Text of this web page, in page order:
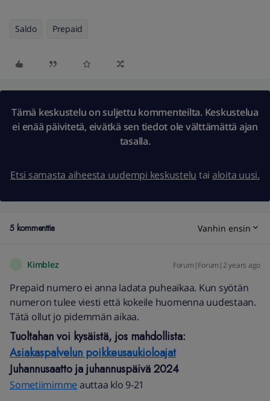
Saldo Prepaid
Tämä keskustelu on suljettu kommenteilta. Keskustelua
ei enää päivitetä, eivätkä sen tiedot ole välttämättä ajan
tasalla.
Etsi samasta aiheesta uudempi keskustelu tai aloita uusi.
5 kommenttia Vanhin ensin
Kimblez Forum|Forum|2 years ago
Prepaid numero ei anna ladata puheaikaa. Kun syötän
numeron tulee viesti että kokeile huomenna uudestaan.
Tätä ollut jo pidemmän aikaa.
Tuoltahan voi kysäistä, jos mahdollista:
Asiakaspalvelun poikkeusaukioloajat
Juhannusaatto ja juhannuspäivä 2024
Sometiimimme auttaa klo 9-21